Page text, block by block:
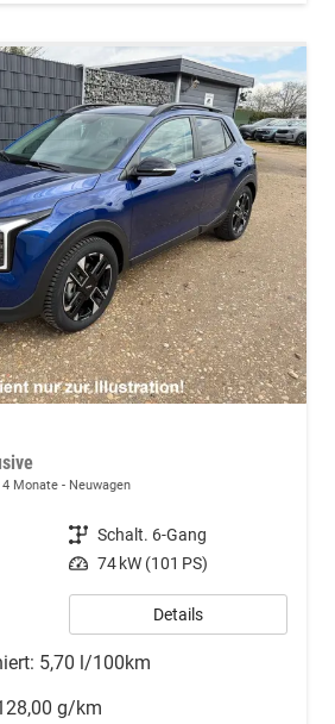
4 Monate Neuwagen
Getriebe Schalt. 6-Gang
Leistung 74 kW (101 PS)
Details
5,70 l/100km
g/km